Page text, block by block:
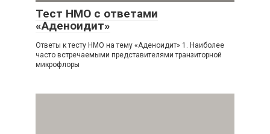
Тест НМО с ответами
«Аденоидит»
Ответы к тесту НМО на тему «Аденоидит» 1. Наиболее
часто встречаемыми представителями транзиторной
микрофлоры